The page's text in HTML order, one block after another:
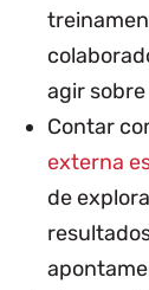
agir
Contar
externa
de